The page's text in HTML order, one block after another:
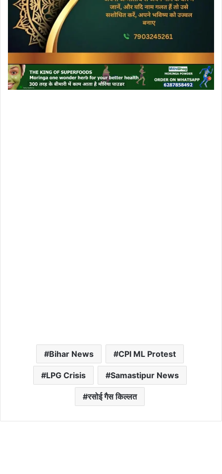
Bihar News CPI ML Protest
LPG Crisis Samastipur News
रसोई गैस किल्लत